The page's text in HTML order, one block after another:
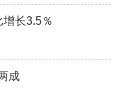
长3.5％
成